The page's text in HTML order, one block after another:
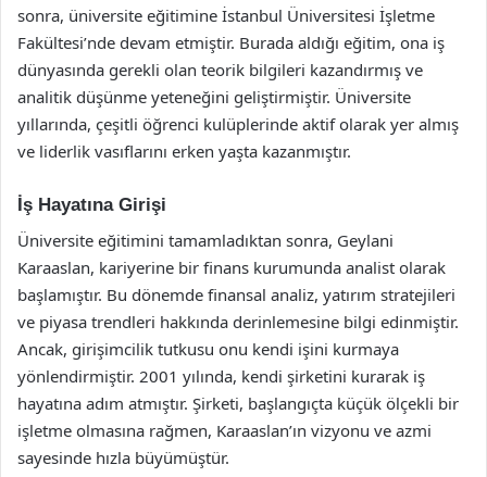
sonra, üniversite eğitimine İstanbul Üniversitesi İşletme
Fakültesi’nde devam etmiştir. Burada aldığı eğitim, ona iş
dünyasında gerekli olan teorik bilgileri kazandırmış ve
analitik düşünme yeteneğini geliştirmiştir. Üniversite
yıllarında, çeşitli öğrenci kulüplerinde aktif olarak yer almış
ve liderlik vasıflarını erken yaşta kazanmıştır.
İş Hayatına Girişi
Üniversite eğitimini tamamladıktan sonra, Geylani
Karaaslan, kariyerine bir finans kurumunda analist olarak
başlamıştır. Bu dönemde finansal analiz, yatırım stratejileri
ve piyasa trendleri hakkında derinlemesine bilgi edinmiştir.
Ancak, girişimcilik tutkusu onu kendi işini kurmaya
yönlendirmiştir. 2001 yılında, kendi şirketini kurarak iş
hayatına adım atmıştır. Şirketi, başlangıçta küçük ölçekli bir
işletme olmasına rağmen, Karaaslan’ın vizyonu ve azmi
sayesinde hızla büyümüştür.